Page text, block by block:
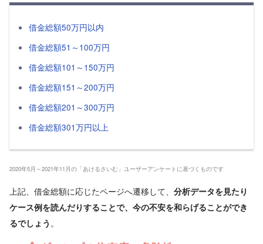
借金総額50万円以内
借金総額51～100万円
借金総額101～150万円
借金総額151～200万円
借金総額201～300万円
借金総額301万円以上
2020年5月～2021年11月の「あけるさいむ」ユーザーアンケートに基づくものです
上記、借金総額に応じたページへ遷移して、 分析データを見たり
ケース例を読んだりすることで、今の不安を和らげることができ
るでしょう 。